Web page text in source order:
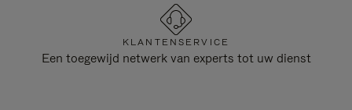
KLANTENSERVICE
Een toegewijd netwerk van experts tot uw dienst